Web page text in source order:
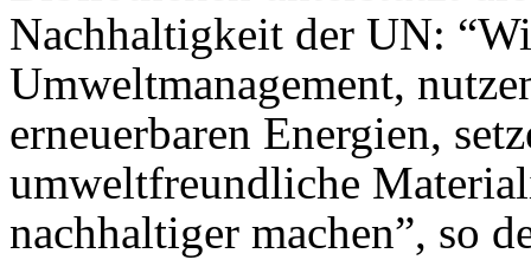
Nachhaltigkeit der UN:
Umweltmanagement,
erneuerbaren Energien,
umweltfreundliche
nachhaltiger machen”, so